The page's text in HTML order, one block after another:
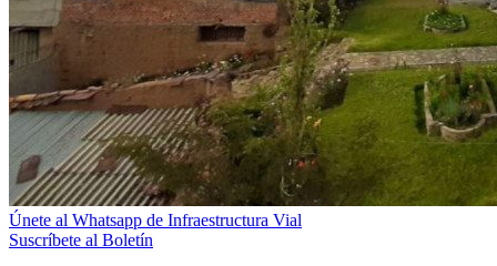
Únete al Whatsapp de Infraestructura Vial
Suscríbete al Boletín